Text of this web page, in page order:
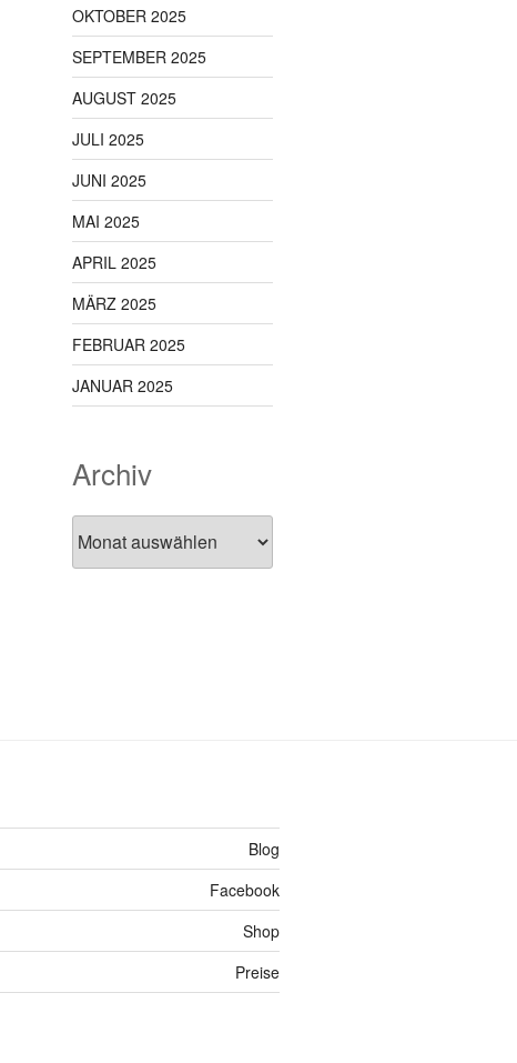
OKTOBER 2025
SEPTEMBER 2025
AUGUST 2025
JULI 2025
JUNI 2025
MAI 2025
APRIL 2025
MÄRZ 2025
FEBRUAR 2025
JANUAR 2025
Archiv
Blog
Facebook
Shop
Preise